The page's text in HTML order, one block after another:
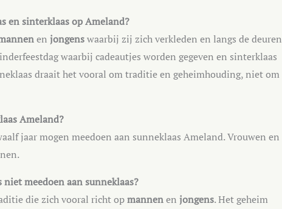
en sinterklaas op Ameland?
en jongenswaarbij zij zich verkleden en langs de deuren
waarbij cadeautjes worden gegeven en sinterklaas
draait het vooral om traditie en geheimhouding, niet om
Ameland?
jaar mogen meedoen aan sunneklaas Ameland. Vrouwen en
meedoen aan sunneklaas?
die zich vooral richt opmannenen jongens. Het geheim